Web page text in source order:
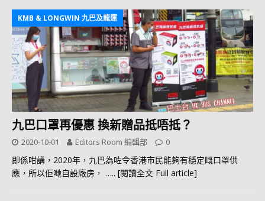
KMB & LONGWIN 九巴及龍運
九巴口罩再優惠 換新贈品抵唔抵？
2020-10-01 Editors Room 編輯部 0
即係咁講，2020年，九巴為咗令香港市民能夠有穩定嘅口罩供
應，所以佢哋自設廠房， ….. [閱讀全文 Full article]